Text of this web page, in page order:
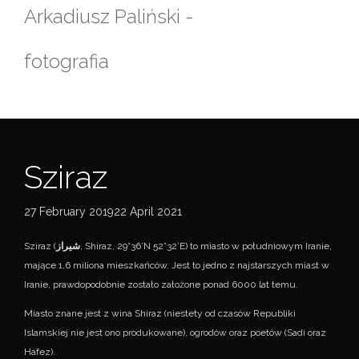
Arkadiusz Paliński -
fotografia
Sziraz
27 February 201922 April 2021
Sziraz ( شیراز, Shiraz, 29°36’N 52°32’E) to miasto w południowym Iranie,
mające 1,6 miliona mieszkańców. Jest to jedno z najstarszych miast w
Iranie, prawdopodobnie zostało założone ponad 6000 lat temu.
Miasto znane jest z wina Shiraz (niestety od czasów Republiki
Islamskiej nie jest ono produkowane), ogrodów oraz poetów (Sadi oraz
Hafez).